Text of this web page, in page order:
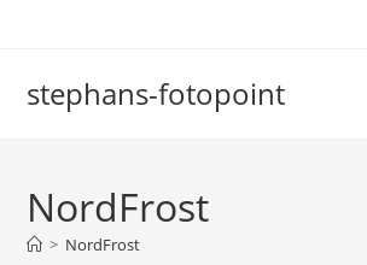
stephans-fotopoint
NordFrost
> NordFrost